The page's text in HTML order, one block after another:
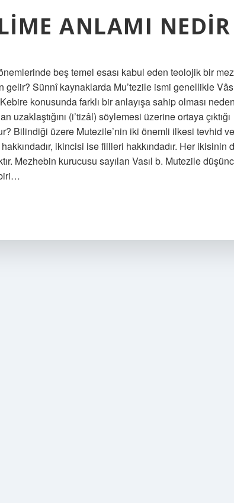
ANLAMI NEDIR
beş temel esası kabul eden teolojik bir
Sünnî kaynaklarda Mu’tezile ismi genellikle
konusunda farklı bir anlayışa sahip olması
uzaklaştığını (i’tizâl) söylemesi üzerine ortaya çıktığı
Bilindiği üzere Mutezile’nin iki önemli ilkesi tevhid
ikincisi ise fiilleri hakkındadır. Her ikisinin
Mezhebin kurucusu sayılan Vasıl b. Mutezile